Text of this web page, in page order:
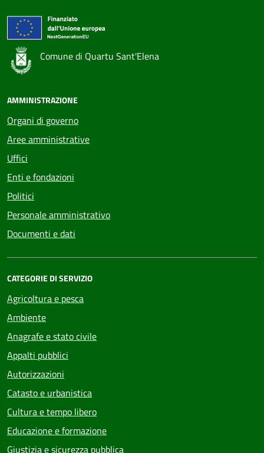
Comune di Quartu Sant'Elena
AMMINISTRAZIONE
Organi di governo
Aree amministrative
Uffici
Enti e fondazioni
Politici
Personale amministrativo
Documenti e dati
CATEGORIE DI SERVIZIO
Agricoltura e pesca
Ambiente
Anagrafe e stato civile
Appalti pubblici
Autorizzazioni
Catasto e urbanistica
Cultura e tempo libero
Educazione e formazione
Giustizia e sicurezza pubblica